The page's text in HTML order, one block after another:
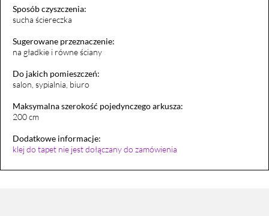
Sposób czyszczenia:
sucha ściereczka
Sugerowane przeznaczenie:
na gładkie i równe ściany
Do jakich pomieszczeń:
salon, sypialnia, biuro
Maksymalna szerokość pojedynczego arkusza:
200 cm
Dodatkowe informacje:
klej do tapet nie jest dołączany do zamówienia